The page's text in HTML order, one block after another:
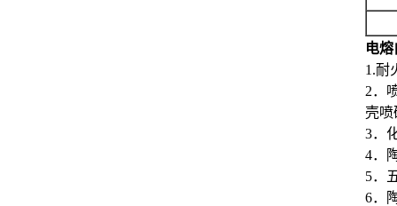
电
1.耐
2．
壳
3．
4．
5．
6．